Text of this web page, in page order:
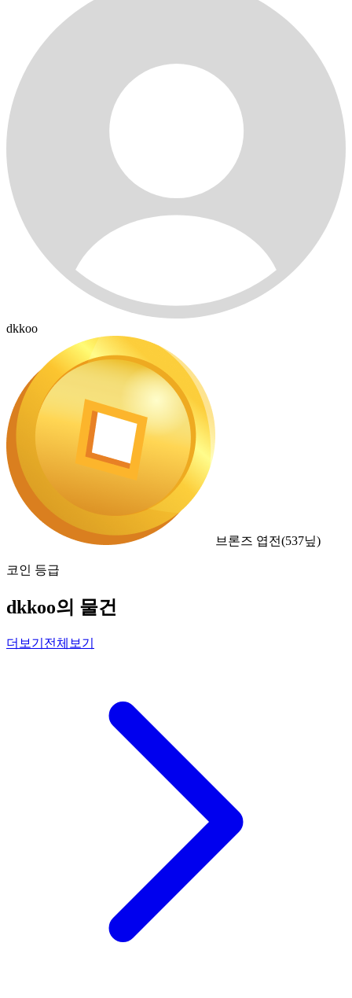
dkkoo
브론즈 엽전(537닢)
코인 등급
dkkoo의 물건
더보기 전체보기